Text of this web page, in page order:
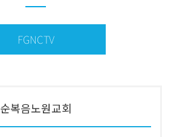
FGNCTV
순복음노원교회